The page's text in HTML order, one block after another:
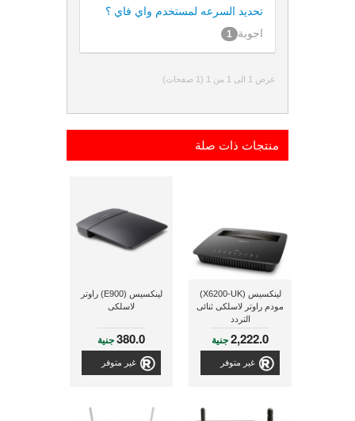
تحديد السرعه لمستخدم واي فاي ؟
اجوبة 1
عرض 1 الى 1 من 1 (1 صفحات)
منتجات ذات صلة
لينكسيس (X6200-UK)
مودم راوتر لاسلكى ثنائى
التردد
2,222.0جنية
غير متوفر
لينكسيس (E900) راوتر
لاسلكى
380.0جنية
غير متوفر